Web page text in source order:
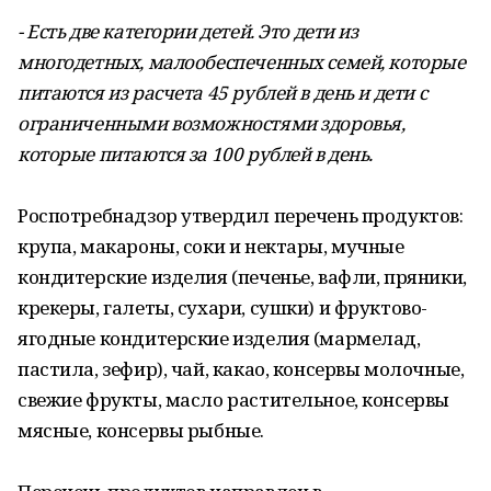
- Есть две категории детей. Это дети из
многодетных, малообеспеченных семей, которые
питаются из расчета 45 рублей в день и дети с
ограниченными возможностями здоровья,
которые питаются за 100 рублей в день.
Роспотребнадзор утвердил перечень продуктов:
крупа, макароны, соки и нектары, мучные
кондитерские изделия (печенье, вафли, пряники,
крекеры, галеты, сухари, сушки) и фруктово-
ягодные кондитерские изделия (мармелад,
пастила, зефир), чай, какао, консервы молочные,
свежие фрукты, масло растительное, консервы
мясные, консервы рыбные.